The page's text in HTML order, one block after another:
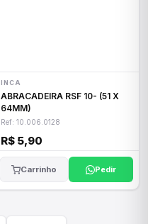
INCA
ABRACADEIRA RSF 10- (51 X
64MM)
Ref: 10.006.0128
R$ 5,90
Carrinho Pedir